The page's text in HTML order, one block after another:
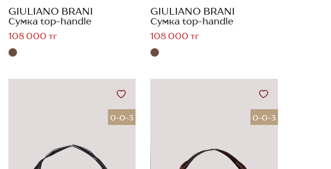
GIULIANO BRANI
Сумка top-handle
108 000 тг
GIULIANO BRANI
Сумка top-handle
108 000 тг
0-0-3 0-0-3